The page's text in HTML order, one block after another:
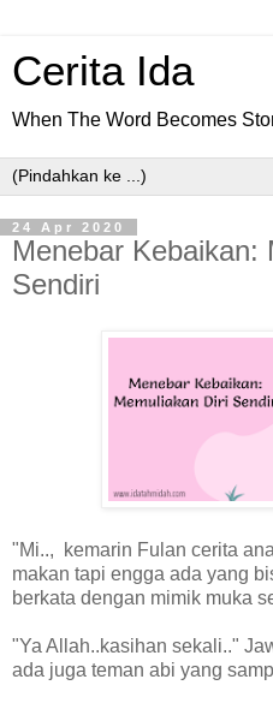
Cerita Ida
When The Word Becomes
24 Apr 2020
Menebar Kebaikan:
Sendiri
"Mi.., kemarin Fulan cerita
makan tapi engga ada yang
berkata dengan mimik muka
"Ya Allah..kasihan sekali.."
ada juga teman abi yang